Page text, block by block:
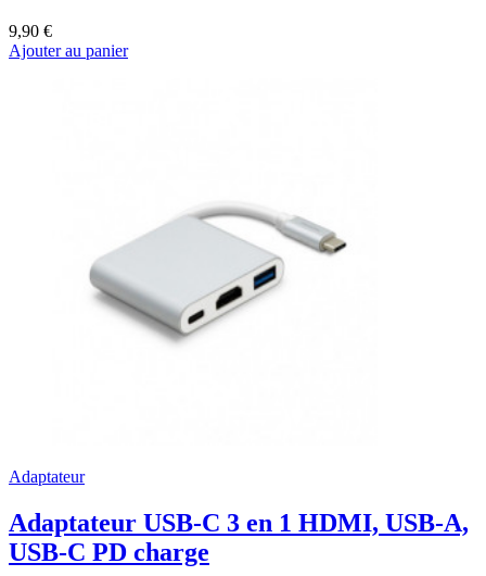
9,90 €
Ajouter au panier
Adaptateur
Adaptateur USB-C 3 en 1 HDMI, USB-A,
USB-C PD charge